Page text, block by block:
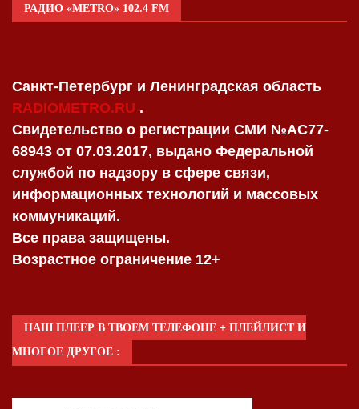
РАДИО «METRO» 102.4 FM
Санкт-Петербург и Ленинградская область
RADIOMETRO.RU .
Свидетельство о регистрации СМИ №AC77-
68943 от 07.03.2017, выдано Федеральной
службой по надзору в сфере связи,
информационных технологий и массовых
коммуникаций.
Все права защищены.
Возрастное ограничение 12+
НАШ ПЛЕЕР В ТВОЕМ ТЕЛЕФОНЕ + ПЛЕЙЛИСТ И
МНОГОЕ ДРУГОЕ :